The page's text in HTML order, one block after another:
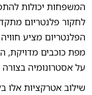
המשפחות יכולות
לחקור פלנטריום
הפלנטריום מציע
מפת כוכבים מדויקת,
על אסטרונומיה בצורה
שילוב אטרקציות אלו